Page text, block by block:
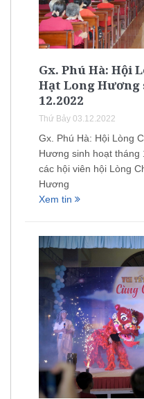
Gx. Phú Hà: Hội
Hạt Long
12.2022
Thứ Bảy 03.12.2022
Gx. Phú Hà: Hội Lòng
Hương sinh hoạt tháng
các hội viên hội Lòng
Hương
Xem tin